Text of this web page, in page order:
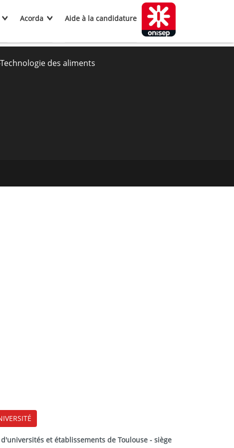
Acorda Aide à la candidature
Technologie des aliments
et établissements de Toulouse - siège